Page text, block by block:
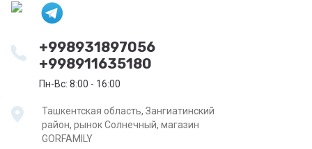
+998931897056
+998911635180
Пн-Вс: 8:00 - 16:00
Ташкентская область, Зангиатинский
район, рынок Солнечный, магазин
GORFAMILY